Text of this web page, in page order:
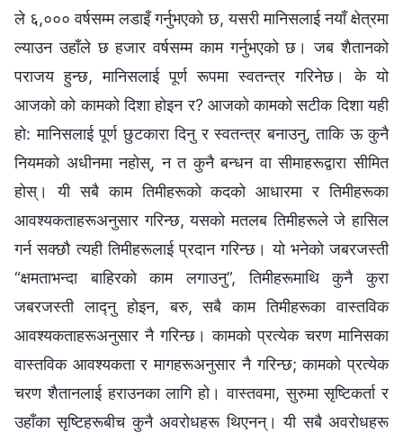
ले ६,००० वर्षसम्म लडाइँ गर्नुभएको छ, यसरी मानिसलाई नयाँ क्षेत्रमा
ल्याउन उहाँले छ हजार वर्षसम्म काम गर्नुभएको छ। जब शैतानको
पराजय हुन्छ, मानिसलाई पूर्ण रूपमा स्वतन्त्र गरिनेछ। के यो
आजको को कामको दिशा होइन र? आजको कामको सटीक दिशा यही
हो: मानिसलाई पूर्ण छुटकारा दिनु र स्वतन्त्र बनाउनु, ताकि ऊ कुनै
नियमको अधीनमा नहोस्, न त कुनै बन्धन वा सीमाहरूद्वारा सीमित
होस्। यी सबै काम तिमीहरूको कदको आधारमा र तिमीहरूका
आवश्यकताहरूअनुसार गरिन्छ, यसको मतलब तिमीहरूले जे हासिल
गर्न सक्छौ त्यही तिमीहरूलाई प्रदान गरिन्छ। यो भनेको जबरजस्ती
“क्षमताभन्दा बाहिरको काम लगाउनु”, तिमीहरूमाथि कुनै कुरा
जबरजस्ती लाद्नु होइन, बरु, सबै काम तिमीहरूका वास्तविक
आवश्यकताहरूअनुसार नै गरिन्छ। कामको प्रत्येक चरण मानिसका
वास्तविक आवश्यकता र मागहरूअनुसार नै गरिन्छ; कामको प्रत्येक
चरण शैतानलाई हराउनका लागि हो। वास्तवमा, सुरुमा सृष्टिकर्ता र
उहाँका सृष्टिहरूबीच कुनै अवरोधहरू थिएनन्। यी सबै अवरोधहरू